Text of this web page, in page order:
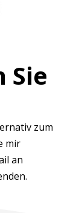
Sie
zum
mir
an